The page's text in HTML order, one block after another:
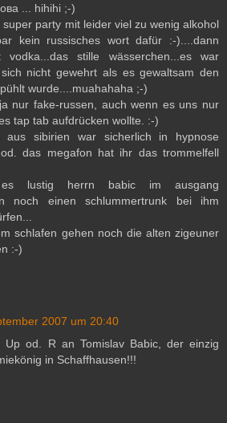
... hihihi ;-)
super party mit leider viel zu wenig alkohol
kein russisches wort dafür :-)....dann
stille wässerchen...es war
nicht gewehrt als es gewaltsam den
wurde....muahahaha ;-)
nur fake-russen, auch wenn es uns nur
tap tab aufdrücken wollte. :-)
aus sibirien war sicherlich in hypnose
das megafon hat ihr das trommelfell
lustig herrn babic im ausgang
noch einen schlummertrunk bei ihm
schlafen gehen noch die alten zigeuner
:-)
2007 um 20:40
Up od. R an Tomislav Babic, der einzig
in Schaffhausen!!!